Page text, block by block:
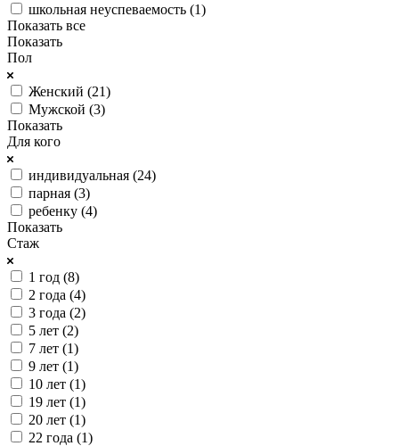
школьная неуспеваемость (1)
Показать все
Показать
Пол
Женский (21)
Мужской (3)
Показать
Для кого
индивидуальная (24)
парная (3)
ребенку (4)
Показать
Стаж
1 год (8)
2 года (4)
3 года (2)
5 лет (2)
7 лет (1)
9 лет (1)
10 лет (1)
19 лет (1)
20 лет (1)
22 года (1)